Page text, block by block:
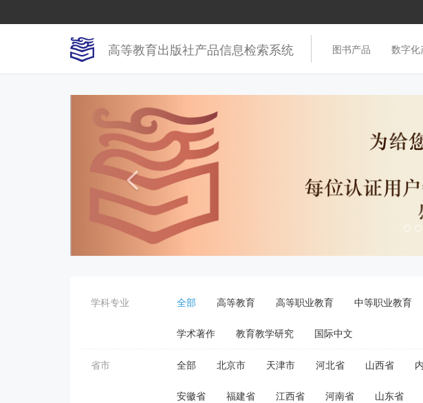
高等教育出版社产品信息检索系统 图书产品 数字化

学科专业 全部 高等教育 高等职业教育 中等职业教育
学术著作 教育教学研究 国际中文
省市 全部 北京市 天津市 河北省 山西省
安徽省 福建省 江西省 河南省 山东省